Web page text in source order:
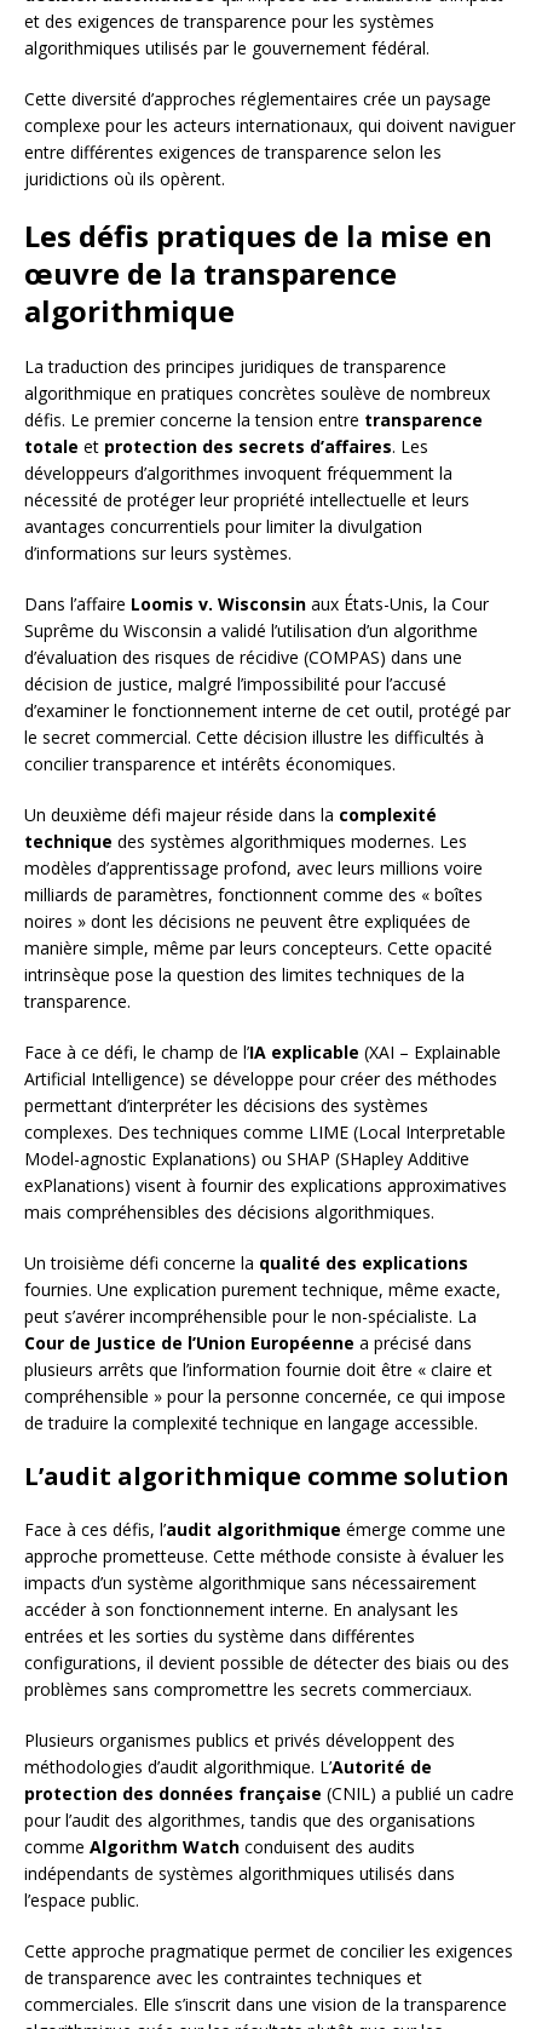
et des exigences de transparence pour les systèmes
algorithmiques utilisés par le gouvernement fédéral.
Cette diversité d’approches réglementaires crée un paysage
complexe pour les acteurs internationaux, qui doivent naviguer
entre différentes exigences de transparence selon les
juridictions où ils opèrent.
Les défis pratiques de la mise en
œuvre de la transparence
algorithmique
La traduction des principes juridiques de transparence
algorithmique en pratiques concrètes soulève de nombreux
défis. Le premier concerne la tension entre transparence
totale et protection des secrets d’affaires. Les
développeurs d’algorithmes invoquent fréquemment la
nécessité de protéger leur propriété intellectuelle et leurs
avantages concurrentiels pour limiter la divulgation
d’informations sur leurs systèmes.
Dans l’affaire Loomis v. Wisconsin aux États-Unis, la Cour
Suprême du Wisconsin a validé l’utilisation d’un algorithme
d’évaluation des risques de récidive (COMPAS) dans une
décision de justice, malgré l’impossibilité pour l’accusé
d’examiner le fonctionnement interne de cet outil, protégé par
le secret commercial. Cette décision illustre les difficultés à
concilier transparence et intérêts économiques.
Un deuxième défi majeur réside dans la complexité
technique des systèmes algorithmiques modernes. Les
modèles d’apprentissage profond, avec leurs millions voire
milliards de paramètres, fonctionnent comme des « boîtes
noires » dont les décisions ne peuvent être expliquées de
manière simple, même par leurs concepteurs. Cette opacité
intrinsèque pose la question des limites techniques de la
transparence.
Face à ce défi, le champ de l’IA explicable (XAI – Explainable
Artificial Intelligence) se développe pour créer des méthodes
permettant d’interpréter les décisions des systèmes
complexes. Des techniques comme LIME (Local Interpretable
Model-agnostic Explanations) ou SHAP (SHapley Additive
exPlanations) visent à fournir des explications approximatives
mais compréhensibles des décisions algorithmiques.
Un troisième défi concerne la qualité des explications
fournies. Une explication purement technique, même exacte,
peut s’avérer incompréhensible pour le non-spécialiste. La
Cour de Justice de l’Union Européenne a précisé dans
plusieurs arrêts que l’information fournie doit être « claire et
compréhensible » pour la personne concernée, ce qui impose
de traduire la complexité technique en langage accessible.
L’audit algorithmique comme solution
Face à ces défis, l’audit algorithmique émerge comme une
approche prometteuse. Cette méthode consiste à évaluer les
impacts d’un système algorithmique sans nécessairement
accéder à son fonctionnement interne. En analysant les
entrées et les sorties du système dans différentes
configurations, il devient possible de détecter des biais ou des
problèmes sans compromettre les secrets commerciaux.
Plusieurs organismes publics et privés développent des
méthodologies d’audit algorithmique. L’Autorité de
protection des données française (CNIL) a publié un cadre
pour l’audit des algorithmes, tandis que des organisations
comme Algorithm Watch conduisent des audits
indépendants de systèmes algorithmiques utilisés dans
l’espace public.
Cette approche pragmatique permet de concilier les exigences
de transparence avec les contraintes techniques et
commerciales. Elle s’inscrit dans une vision de la transparence